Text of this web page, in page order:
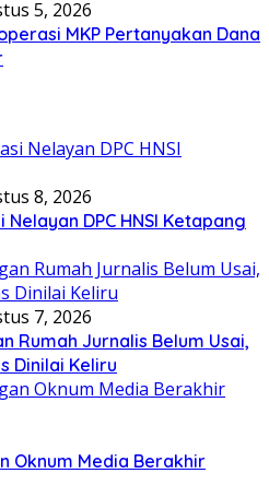
5, 2026
MKP Pertanyakan Dana
8, 2026
DPC HNSI Ketapang
7, 2026
Rumah Jurnalis Belum Usai,
Dinilai Keliru
Oknum Media Berakhir